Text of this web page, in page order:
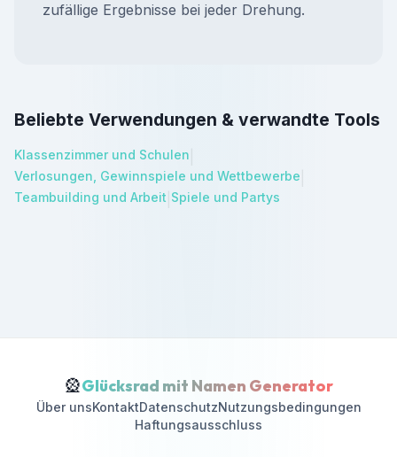
zufällige Ergebnisse bei jeder Drehung.
Beliebte Verwendungen & verwandte Tools
Klassenzimmer und Schulen
Verlosungen, Gewinnspiele und Wettbewerbe
Teambuilding und Arbeit Spiele und Partys
🎡Glücksrad mit Namen Generator
Über unsKontaktDatenschutzNutzungsbedingungen
Haftungsausschluss